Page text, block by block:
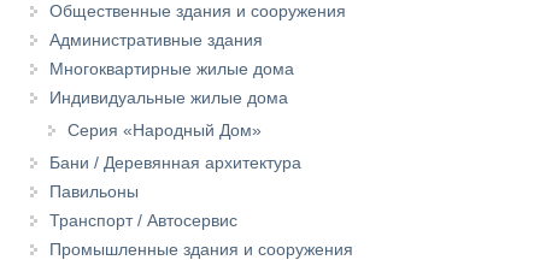
Общественные здания и сооружения
Административные здания
Многоквартирные жилые дома
Индивидуальные жилые дома
Серия «Народный Дом»
Бани / Деревянная архитектура
Павильоны
Транспорт / Автосервис
Промышленные здания и сооружения